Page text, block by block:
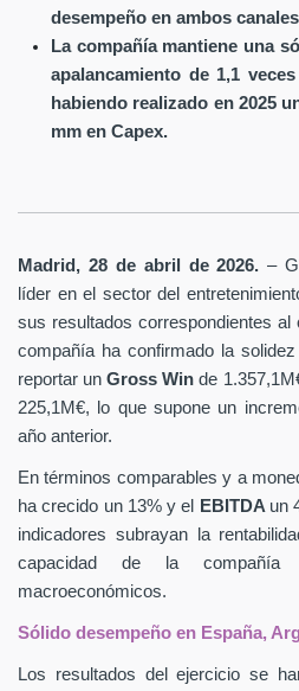
desempeño en ambos
La compañía mantiene una
apalancamiento de 1,1
habiendo realizado en 2025
mm en Capex.
Madrid, 28 de abril de 2026. –
líder en el sector del
sus resultados correspondientes al
compañía ha confirmado la
reportar unGross Winde
225,1M€, lo que supone un
año anterior.
En términos comparables y a
ha crecido un 13% y el
EBITDA un
indicadores subrayan la
capacidad de la compañía
macroeconómicos.
Sólido desempeño en España,
Los resultados del ejercicio se